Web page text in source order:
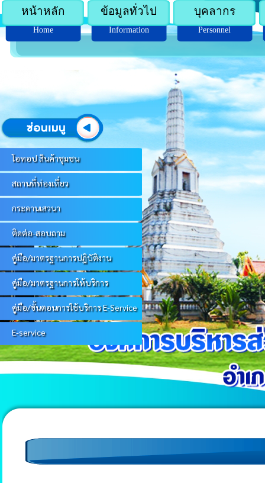
โอทอป สินค้าชุมชน
สถานที่ท่องเที่ยว
กระดานเสวนา
ติดต่อ-สอบถาม
คู่มือ/มาตรฐานการปฏิบัติงาน
คู่มือ/มาตรฐานการให้บริการ
คู่มือ/ขั้นตอนการใช้บริการ E-Service
E-service
หน้าหลัก
Home
ข้อมูลทั่วไป
Information
บุคลากร
Personnel